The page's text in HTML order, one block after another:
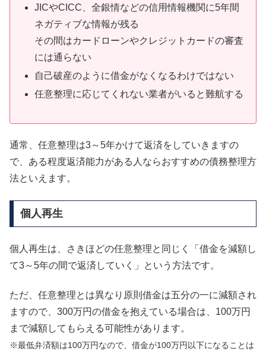
JICやCICC、全銀情などの信用情報機関に5年間
ネガティブな情報が残る
その間はカードローンやクレジットカードの審査
には通らない
自己破産のように借金がなくなるわけではない
任意整理に応じてくれない業者がいると難航する
通常、任意整理は3～5年かけて返済をしていきますの
で、ある程度返済能力がある人ならおすすめの債務整理方
法といえます。
個人再生
個人再生は、さきほどの任意整理と同じく「借金を減額し
て3～5年の間で返済していく」という方法です。
ただ、任意整理とは異なり原則借金は五分の一に減額され
ますので、300万円の借金を抱えている場合は、100万円
まで減額してもらえる可能性があります。
※最低弁済額は100万円なので、借金が100万円以下になることは